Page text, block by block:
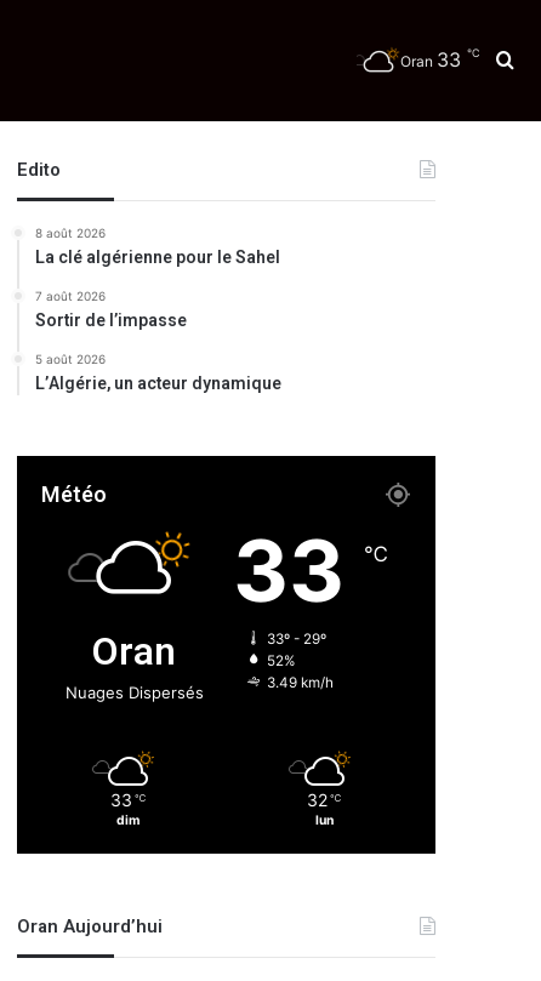
Oran 33 ℃
Edito
8 août 2026
La clé algérienne pour le Sahel
7 août 2026
Sortir de l’impasse
5 août 2026
L’Algérie, un acteur dynamique
Météo
Oran
Nuages Dispersés
33 ℃
33º - 29º
52%
3.49 km/h
33 ℃
dim
32 ℃
lun
Oran Aujourd’hui